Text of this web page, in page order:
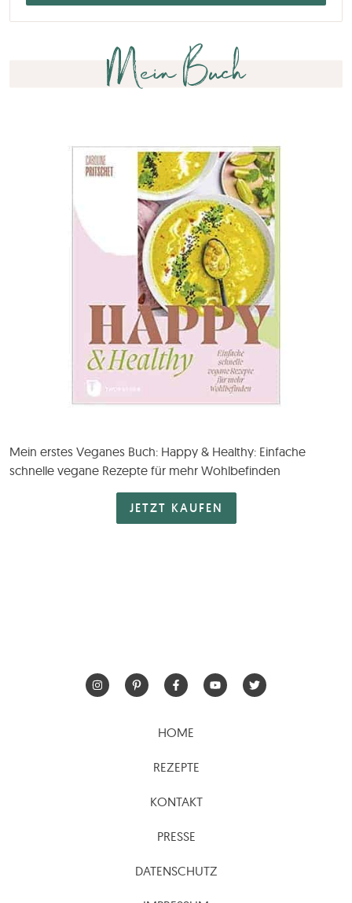
Mein Buch
Mein erstes Veganes Buch: Happy & Healthy: Einfache
schnelle vegane Rezepte für mehr Wohlbefinden
JETZT KAUFEN
HOME
REZEPTE
KONTAKT
PRESSE
DATENSCHUTZ